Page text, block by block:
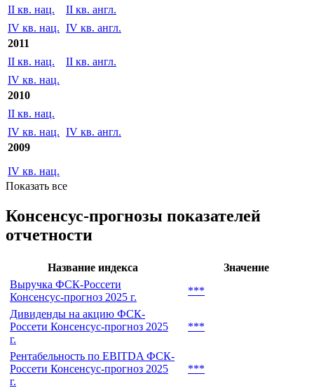
II кв. нац.
II кв. англ.
IV кв. нац. IV кв. англ.
2011
II кв. нац.
II кв. англ.
IV кв. нац.
2010
II кв. нац.
IV кв. нац. IV кв. англ.
2009
IV кв. нац.
Показать все
Консенсус-прогнозы показателей
отчетности
Название индекса
Значение
Выручка ФСК-Россети
Консенсус-прогноз 2025 г.
***
Дивиденды на акцию ФСК-
Россети Консенсус-прогноз 2025
г.
***
Рентабельность по EBITDA ФСК-
Россети Консенсус-прогноз 2025
г.
***